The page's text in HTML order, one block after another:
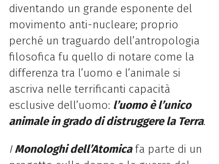
diventando un grande esponente del
movimento anti-nucleare; proprio
perché un traguardo dell’antropologia
filosofica fu quello di notare come la
differenza tra l’uomo e l’animale si
ascriva nelle terrificanti capacità
esclusive dell’uomo: l’uomo è l’unico
animale in grado di distruggere la Terra.
IMonologhi dell’Atomicafa parte di un